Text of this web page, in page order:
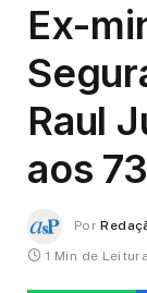
Ex-
Raul
aos
Por
1 Min de Leitura